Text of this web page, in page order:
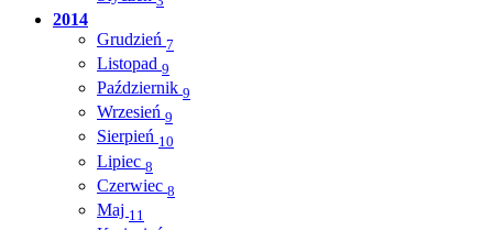
2014
Grudzień 7
Listopad 9
Październik 9
Wrzesień 9
Sierpień 10
Lipiec 8
Czerwiec 8
Maj 11